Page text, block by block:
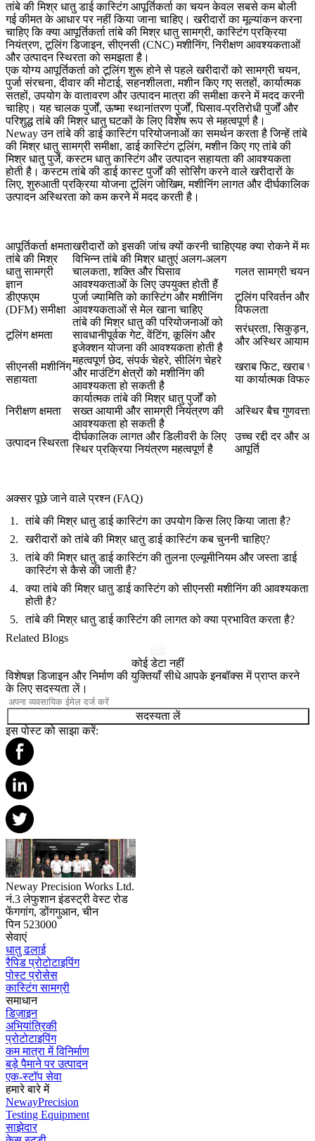
तांबे की मिश्र धातु डाई कास्टिंग आपूर्तिकर्ता का चयन केवल सबसे कम बोली
गई कीमत के आधार पर नहीं किया जाना चाहिए। खरीदारों का मूल्यांकन करना
चाहिए कि क्या आपूर्तिकर्ता तांबे की मिश्र धातु सामग्री, कास्टिंग प्रक्रिया
नियंत्रण, टूलिंग डिजाइन, सीएनसी (CNC) मशीनिंग, निरीक्षण आवश्यकताओं
और उत्पादन स्थिरता को समझता है।
एक योग्य आपूर्तिकर्ता को टूलिंग शुरू होने से पहले खरीदारों को सामग्री चयन,
पुर्जा संरचना, दीवार की मोटाई, सहनशीलता, मशीन किए गए सतहों, कार्यात्मक
सतहों, उपयोग के वातावरण और उत्पादन मात्रा की समीक्षा करने में मदद करनी
चाहिए। यह चालक पुर्जों, ऊष्मा स्थानांतरण पुर्जों, घिसाव-प्रतिरोधी पुर्जों और
परिशुद्ध तांबे की मिश्र धातु घटकों के लिए विशेष रूप से महत्वपूर्ण है।
Neway उन तांबे की डाई कास्टिंग परियोजनाओं का समर्थन करता है जिन्हें तांबे
की मिश्र धातु सामग्री समीक्षा,डाई कास्टिंग टूलिंग,मशीन किए गए तांबे की
मिश्र धातु पुर्जे, कस्टम धातु कास्टिंग और उत्पादन सहायता की आवश्यकता
होती है।कस्टम तांबे की डाई कास्ट पुर्जोंकी सोर्सिंग करने वाले खरीदारों के
लिए, शुरुआती प्रक्रिया योजना टूलिंग जोखिम, मशीनिंग लागत और दीर्घकालिक
उत्पादन अस्थिरता को कम करने में मदद करती है।
आपूर्तिकर्ता क्षमताखरीदारों को इसकी जांच क्यों करनी चाहिएयह क्या रोकने में
तांबे की मिश्र
धातु सामग्री
ज्ञान
विभिन्न तांबे की मिश्र धातुएं अलग-अलग
चालकता, शक्ति और घिसाव
आवश्यकताओं के लिए उपयुक्त होती हैं
गलत सामग्री चयन
डीएफएम
(DFM) समीक्षा
पुर्जा ज्यामिति को कास्टिंग और मशीनिंग
आवश्यकताओं से मेल खाना चाहिए
टूलिंग परिवर्तन और
विफलता
टूलिंग क्षमता
तांबे की मिश्र धातु की परियोजनाओं को
सावधानीपूर्वक गेट, वेंटिंग, कूलिंग और
इजेक्शन योजना की आवश्यकता होती है
सरंध्रता, सिकुड़न,
और अस्थिर आयाम
सीएनसी मशीनिंग
सहायता
महत्वपूर्ण छेद, संपर्क चेहरे, सीलिंग चेहरे
और माउंटिंग क्षेत्रों को मशीनिंग की
आवश्यकता हो सकती है
खराब फिट, खराब
या कार्यात्मक
निरीक्षण क्षमता
कार्यात्मक तांबे की मिश्र धातु पुर्जों को
सख्त आयामी और सामग्री नियंत्रण की
आवश्यकता हो सकती है
अस्थिर बैच गुणवत्ता
उत्पादन स्थिरता
दीर्घकालिक लागत और डिलीवरी के लिए
स्थिर प्रक्रिया नियंत्रण महत्वपूर्ण है
उच्च रद्दी दर और
आपूर्ति
अक्सर पूछे जाने वाले प्रश्न (FAQ)
तांबे की मिश्र धातु डाई कास्टिंग का उपयोग किस लिए किया जाता है?
खरीदारों को तांबे की मिश्र धातु डाई कास्टिंग कब चुननी चाहिए?
तांबे की मिश्र धातु डाई कास्टिंग की तुलना एल्यूमीनियम और जस्ता डाई
कास्टिंग से कैसे की जाती है?
क्या तांबे की मिश्र धातु डाई कास्टिंग को सीएनसी मशीनिंग की आवश्यकता
होती है?
तांबे की मिश्र धातु डाई कास्टिंग की लागत को क्या प्रभावित करता है?
Related Blogs
कोई डेटा नहीं
विशेषज्ञ डिजाइन और निर्माण की युक्तियाँ सीधे आपके इनबॉक्स में प्राप्त करने
के लिए सदस्यता लें।
सदस्यता लें
इस पोस्ट को साझा करें:
Neway Precision Works Ltd.
नं.3 लेफुशान इंडस्ट्री वेस्ट रोड
फेंगगांग, डोंगगुआन, चीन
पिन 523000
सेवाएं
धातु ढलाई
रैपिड प्रोटोटाइपिंग
पोस्ट प्रोसेस
कास्टिंग सामग्री
समाधान
डिज़ाइन
अभियांत्रिकी
प्रोटोटाइपिंग
कम मात्रा में विनिर्माण
बड़े पैमाने पर उत्पादन
एक-स्टॉप सेवा
हमारे बारे में
NewayPrecision
Testing Equipment
साझेदार